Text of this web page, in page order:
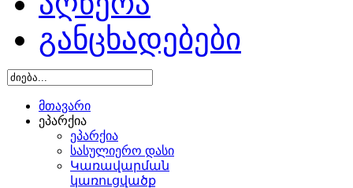
განცხადებები
მთავარი
ეპარქია
ეპარქია
სასულიერო დასი
Կառավարման
կառուցվածք